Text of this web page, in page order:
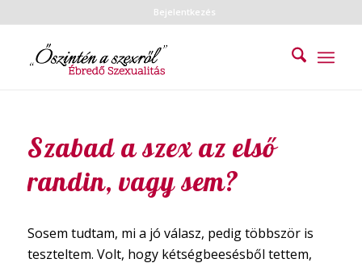
Bejelentkezés
Szabad a szex az első
randin, vagy sem?
Sosem tudtam, mi a jó válasz, pedig többször is
teszteltem. Volt, hogy kétségbeesésből tettem,